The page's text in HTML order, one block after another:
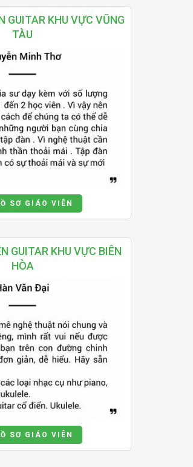
GUITAR KHU VỰC VŨNG
TÀU
SƠ GIÁO VIÊN
GUITAR KHU VỰC BIÊN
HÒA
SƠ GIÁO VIÊN